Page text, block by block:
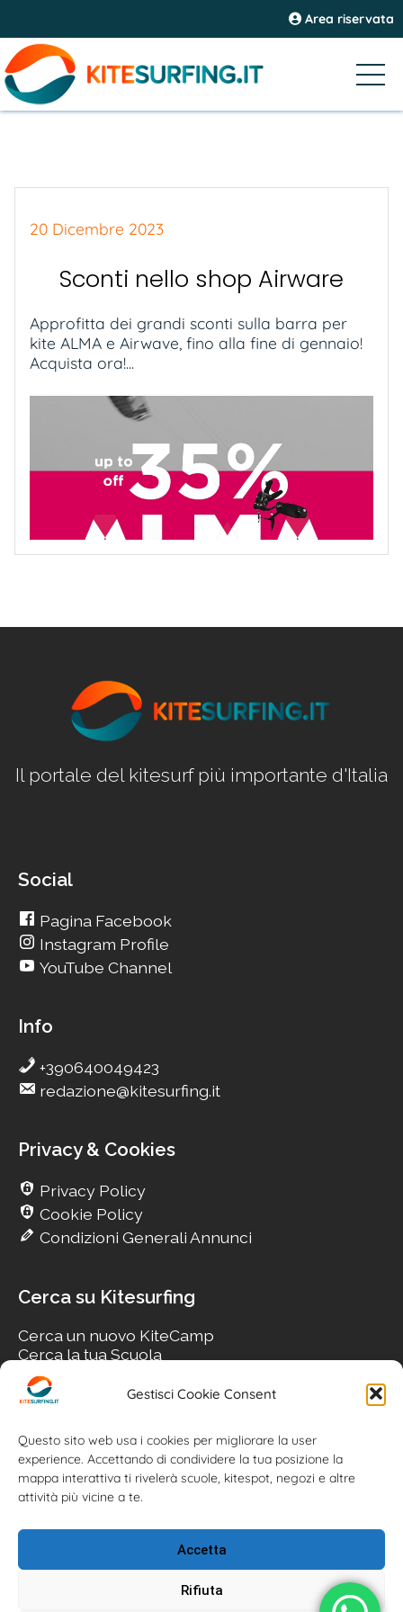
Gestisci Cookie Consent
Questo sito web usa i cookies per migliorare la user
experience. Accettando di condividere la tua posizione la
mappa interattiva ti rivelerà scuole, kitespot, negozi e altre
attività più vicine a te.
Accetta
Rifiuta
Area riservata
20 Dicembre 2023
Sconti nello shop Airware
Approfitta dei grandi sconti sulla barra per
kite ALMA e Airwave, fino alla fine di gennaio!
Acquista ora!...
Il portale del kitesurf più importante d'Italia
Social
Pagina Facebook
Instagram Profile
YouTube Channel
Info
+390640049423
redazione@kitesurfing.it
Privacy & Cookies
Privacy Policy
Cookie Policy
Condizioni Generali Annunci
Cerca su Kitesurfing
Cerca un nuovo KiteCamp
Cerca la tua Scuola
Cerca il tuo KiteSpot
Cerca Accommodation